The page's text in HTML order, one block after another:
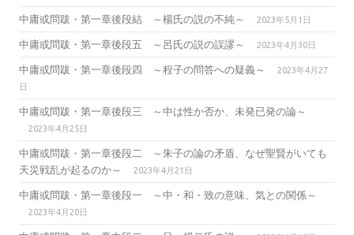
中庸或問跋・第一章後段結 ～楊氏の説の不純～ 2023年5月1日
中庸或問跋・第一章後段五 ～呂氏の説の誤謬～ 2023年4月30日
中庸或問跋・第一章後段四 ～程子の問答への疑義～
2023年4月27
日
中庸或問跋・第一章後段三 ～中は性か否か、未発已発の論～
2023年4月25日
中庸或問跋・第一章後段二 ～朱子の論の矛盾、なぜ聖賢がいても
天災戦乱が起るのか～
2023年4月21日
中庸或問跋・第一章後段一 ～中・和・致の意味、気との関係～
2023年4月20日